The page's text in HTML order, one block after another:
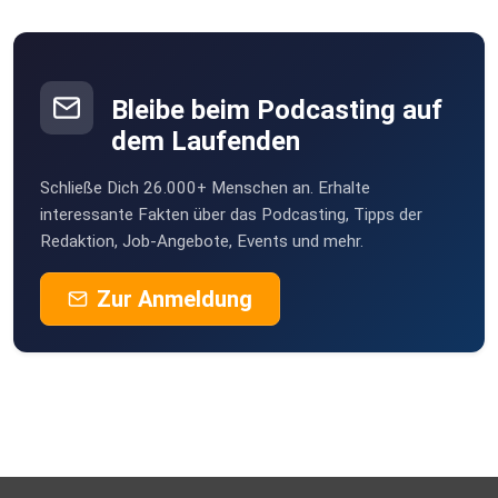
Bleibe beim Podcasting auf
dem Laufenden
Schließe Dich 26.000+ Menschen an. Erhalte
interessante Fakten über das Podcasting, Tipps der
Redaktion, Job-Angebote, Events und mehr.
Zur Anmeldung